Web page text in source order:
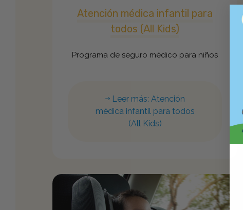
Atención médica infantil para
todos (All Kids)
Programa de seguro médico para niños
Leer más: Atención
médica infantil para todos
(All Kids)